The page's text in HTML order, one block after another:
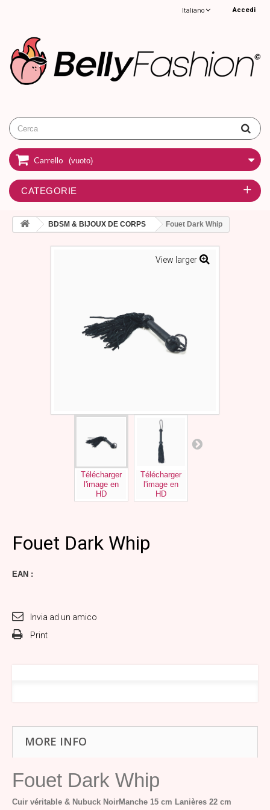
Accedi
Italiano
Carrello (vuoto)
CATEGORIE
BDSM & BIJOUX DE CORPS Fouet Dark Whip
View larger
Télécharger
l'image en
HD
Télécharger
l'image en
HD
Fouet Dark Whip
EAN :
Invia ad un amico
Print
MORE INFO
Fouet Dark Whip
Cuir véritable & Nubuck NoirManche 15 cm Lanières 22 cm